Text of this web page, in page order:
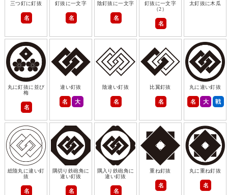
三つ釘に釘抜
名
釘抜に一文字
名
陰釘抜に一文字
名
釘抜に一文字
（2）
名
太釘抜に木瓜
丸に釘抜に並び
梅
名
違い釘抜
名 大
陰違い釘抜
名
比翼釘抜
名
丸に違い釘抜
名 大 戦
総陰丸に違い釘
抜
名
隅切り鉄砲角に
違い釘抜
名
隅入り鉄砲角に
違い釘抜
名
重ね釘抜
名
丸に重ね釘抜
名